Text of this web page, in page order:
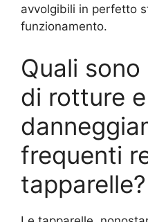
avvolgibili in perfetto
funzionamento.
Quali
di rotture e
frequenti
tapparelle?